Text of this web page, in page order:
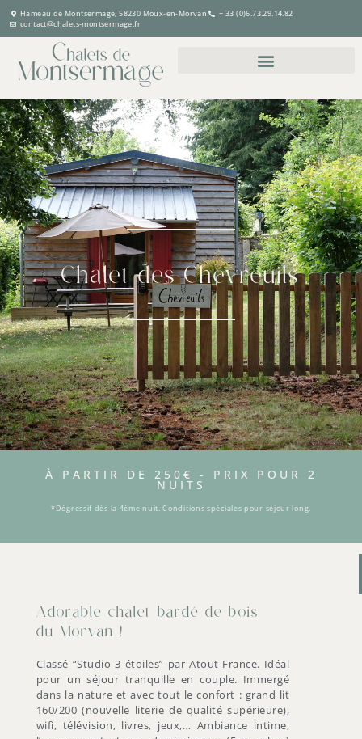
Hameau de Montsermage, 58230 Moux-en-Morvan
+ 33 (0)6.73.29.14.82
contact@chalets-montsermage.fr
Chalet des Chevreuils
À PARTIR DE 250€ - PRIX POUR 2
NUITS
*Dégressif dès la 4ème nuit. Conditions spéciales pour séjour long.
Adorable chalet bardé de bois
du Morvan !
Classé “Studio 3 étoiles” par Atout France. Idéal
pour un séjour tranquille en couple. Immergé
dans la nature et avec tout le confort : grand lit
160/200 (nouvelle literie de qualité supérieure),
wifi, télévision, livres, jeux,… Ambiance intime,